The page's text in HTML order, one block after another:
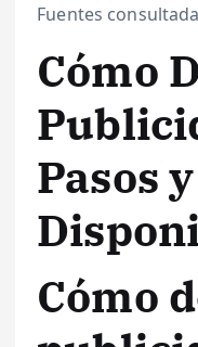
Fuentes
Cómo
Pasos
Cómo